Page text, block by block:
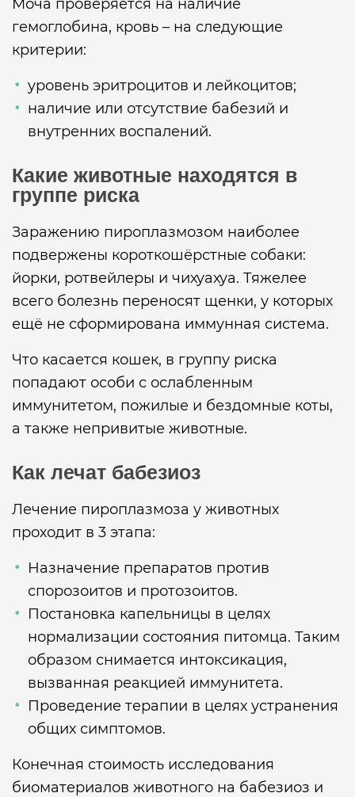
Моча проверяется на наличие
гемоглобина, кровь – на следующие
критерии:
уровень эритроцитов и лейкоцитов;
наличие или отсутствие бабезий и
внутренних воспалений.
Какие животные находятся в
группе риска
Заражению пироплазмозом наиболее
подвержены короткошёрстные собаки:
йорки, ротвейлеры и чихуахуа. Тяжелее
всего болезнь переносят щенки, у которых
ещё не сформирована иммунная система.
Что касается кошек, в группу риска
попадают особи с ослабленным
иммунитетом, пожилые и бездомные коты,
а также непривитые животные.
Как лечат бабезиоз
Лечение пироплазмоза у животных
проходит в 3 этапа:
Назначение препаратов против
спорозоитов и протозоитов.
Постановка капельницы в целях
нормализации состояния питомца. Таким
образом снимается интоксикация,
вызванная реакцией иммунитета.
Проведение терапии в целях устранения
общих симптомов.
Конечная стоимость исследования
биоматериалов животного на бабезиоз и